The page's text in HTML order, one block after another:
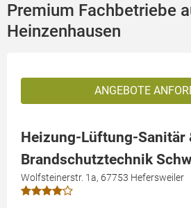
Premium Fachbetriebe
Heinzenhausen
ANGEBOTE
Heizung-Lüftung-Sanitär
Brandschutztechnik
Wolfsteinerstr. 1a, 67753 Hefersweiler